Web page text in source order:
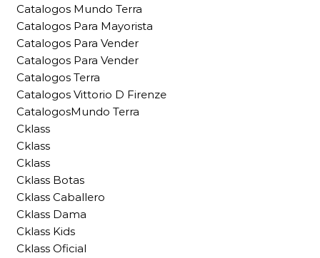
Catalogos Mundo Terra
Catalogos Para Mayorista
Catalogos Para Vender
Catalogos Para Vender
Catalogos Terra
Catalogos Vittorio D Firenze
CatalogosMundo Terra
Cklass
Cklass
Cklass
Cklass Botas
Cklass Caballero
Cklass Dama
Cklass Kids
Cklass Oficial